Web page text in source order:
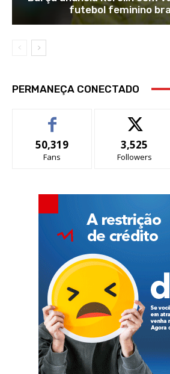
futebol feminino
PERMANEÇA CONECTADO
50,319
Fans
3,525
Followers